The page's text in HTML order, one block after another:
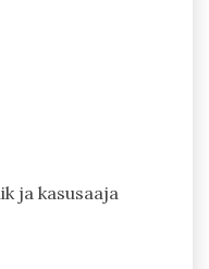
ja kasusaaja